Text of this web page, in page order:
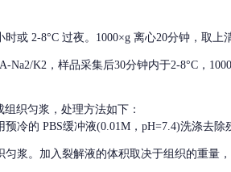
时或 2-8°C 过夜。1000×g 离心20分钟，取上
Na2/K2，样品采集后30分钟内于2-8°C，
织匀浆，处理方法如下：
预冷的 PBS缓冲液(0.01M，pH=7.4)洗涤去除
匀浆。加入裂解液的体积取决于组织的重量